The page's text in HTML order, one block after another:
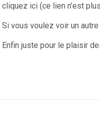
cliquez ici (ce lien n’est
Si vous voulez voir un
Enfin juste pour le plaisir